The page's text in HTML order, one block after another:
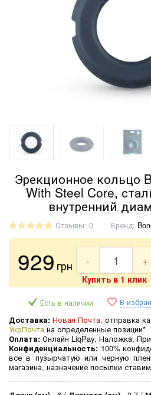
Эрекционное кольцо
With Steel Core,
внутренний
Отзывы: 0 Бренд:
929 грн - +
Купить в 1 клик
Есть в наличии В
Доставка: Новая Почта, отправка
УкрПочта на определенные позиции*
Оплата: Онлайн LiqPay, Наложка,
Конфиденциальность: 100%
все в пузырчатую или черную
магазина, назначение посылки